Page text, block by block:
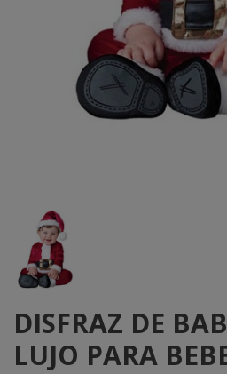
DISFRAZ DE
LUJO PARA